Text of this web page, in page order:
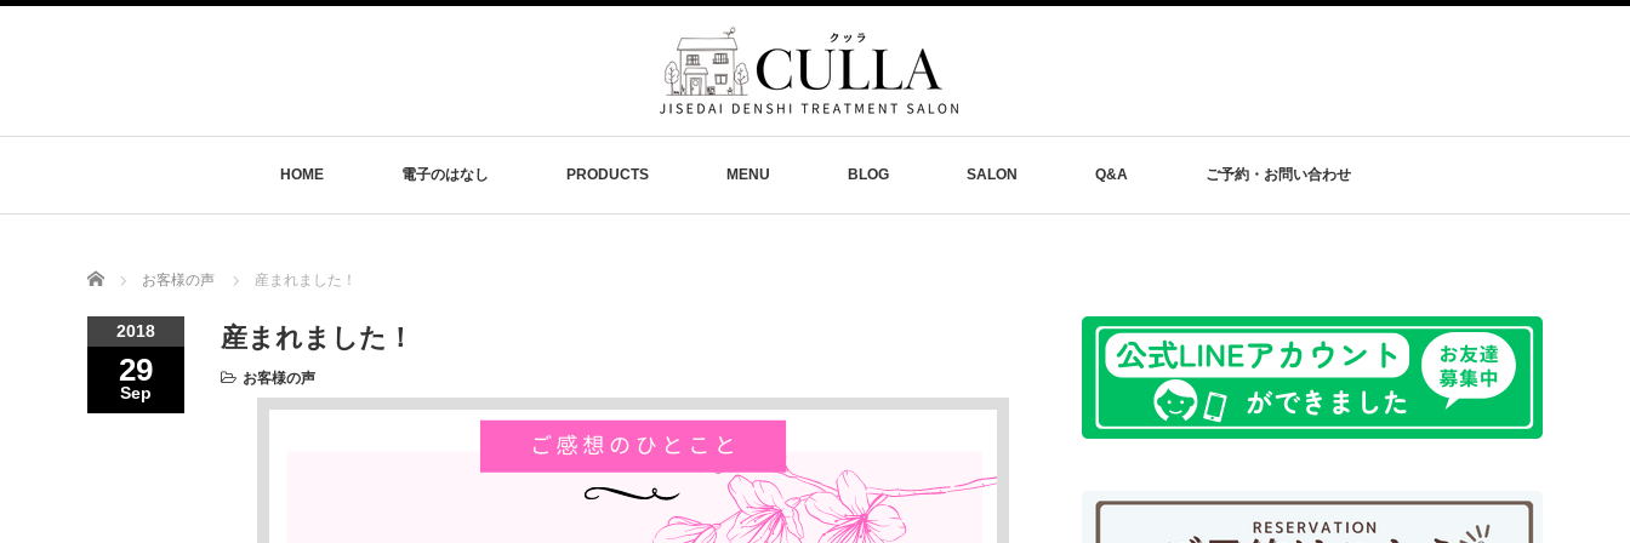
HOME 電子のはなし PRODUCTS MENU BLOG SALON Q&A ご予約・お問い合わせ
Home お客様の声 産まれました！
2018
29
Sep
産まれました！
お客様の声